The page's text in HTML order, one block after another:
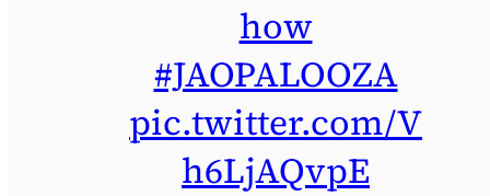
how
#JAOPALOOZA
pic.twitter.com/V
h6LjAQvpE